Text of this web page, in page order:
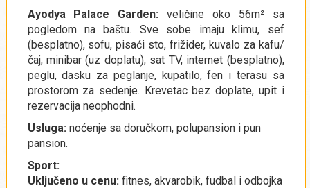
Ayodya Palace Garden: veličine oko 56m² sa
pogledom na baštu. Sve sobe imaju klimu, sef
(besplatno), sofu, pisaći sto, frižider, kuvalo za kafu/
čaj, minibar (uz doplatu), sat TV, internet (besplatno),
peglu, dasku za peglanje, kupatilo, fen i terasu sa
prostorom za sedenje. Krevetac bez doplate, upit i
rezervacija neophodni.
Usluga: noćenje sa doručkom, polupansion i pun
pansion.
Sport:
Uključeno u cenu: fitnes, akvarobik, fudbal i odbojka